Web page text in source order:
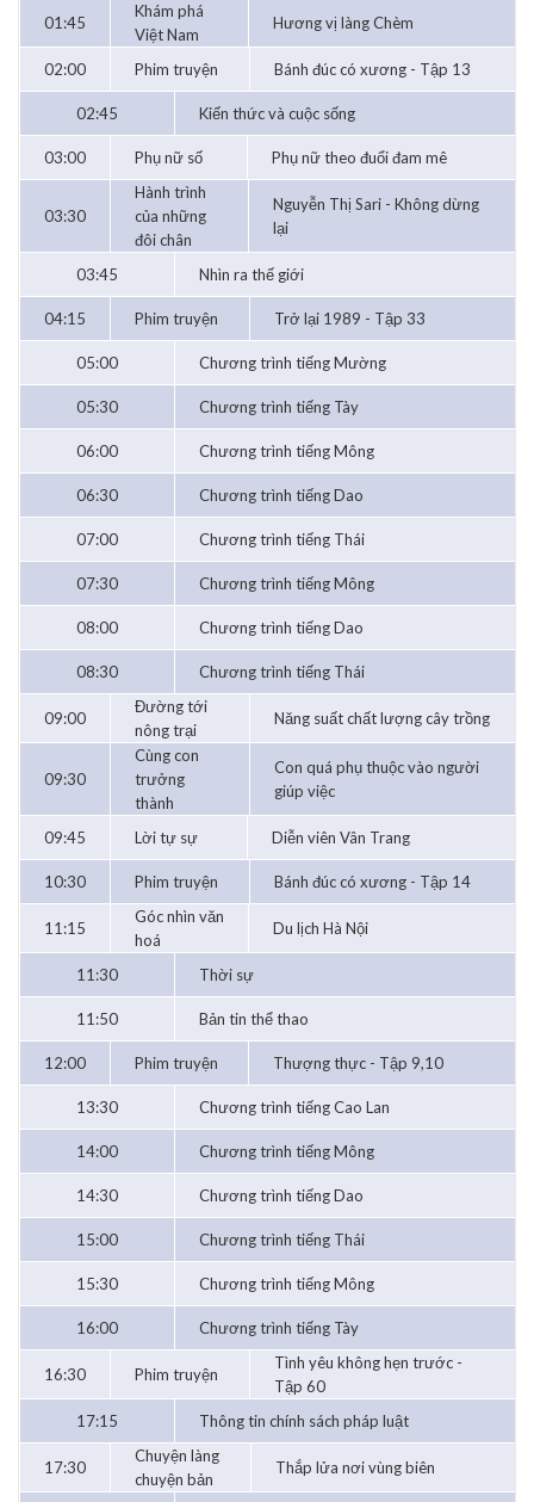
01:45
Khám phá
Việt Nam
Hương vị làng Chèm
02:00 Phim truyện Bánh đúc có xương - Tập 13
02:45 Kiến thức và cuộc sống
03:00 Phụ nữ số Phụ nữ theo đuổi đam mê
03:30
Hành trình
của những
đôi chân
Nguyễn Thị Sari - Không dừng
lại
03:45 Nhìn ra thế giới
04:15 Phim truyện Trở lại 1989 - Tập 33
05:00 Chương trình tiếng Mường
05:30 Chương trình tiếng Tày
06:00 Chương trình tiếng Mông
06:30 Chương trình tiếng Dao
07:00 Chương trình tiếng Thái
07:30 Chương trình tiếng Mông
08:00 Chương trình tiếng Dao
08:30 Chương trình tiếng Thái
09:00
Đường tới
nông trại
Năng suất chất lượng cây trồng
09:30
Cùng con
trưởng
thành
Con quá phụ thuộc vào người
giúp việc
09:45 Lời tự sự Diễn viên Vân Trang
10:30 Phim truyện Bánh đúc có xương - Tập 14
11:15
Góc nhìn văn
hoá
Du lịch Hà Nội
11:30 Thời sự
11:50 Bản tin thể thao
12:00 Phim truyện Thượng thực - Tập 9,10
13:30 Chương trình tiếng Cao Lan
14:00 Chương trình tiếng Mông
14:30 Chương trình tiếng Dao
15:00 Chương trình tiếng Thái
15:30 Chương trình tiếng Mông
16:00 Chương trình tiếng Tày
16:30 Phim truyện
Tình yêu không hẹn trước -
Tập 60
17:15
Thông tin chính sách pháp luật
17:30
Chuyện làng
chuyện bản
Thắp lửa nơi vùng biên